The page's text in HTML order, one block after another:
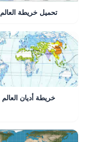
تحميل خريطة العالم
خريطة أديان العالم